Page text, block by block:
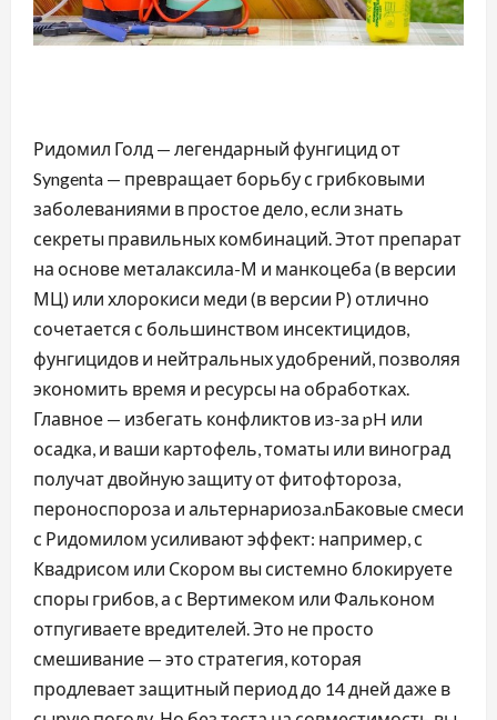
Ридомил Голд — легендарный фунгицид от
Syngenta — превращает борьбу с грибковыми
заболеваниями в простое дело, если знать
секреты правильных комбинаций. Этот препарат
на основе металаксила-М и манкоцеба (в версии
МЦ) или хлорокиси меди (в версии Р) отлично
сочетается с большинством инсектицидов,
фунгицидов и нейтральных удобрений, позволяя
экономить время и ресурсы на обработках.
Главное — избегать конфликтов из-за pH или
осадка, и ваши картофель, томаты или виноград
получат двойную защиту от фитофтороза,
пероноспороза и альтернариоза.nБаковые смеси
с Ридомилом усиливают эффект: например, с
Квадрисом или Скором вы системно блокируете
споры грибов, а с Вертимеком или Фальконом
отпугиваете вредителей. Это не просто
смешивание — это стратегия, которая
продлевает защитный период до 14 дней даже в